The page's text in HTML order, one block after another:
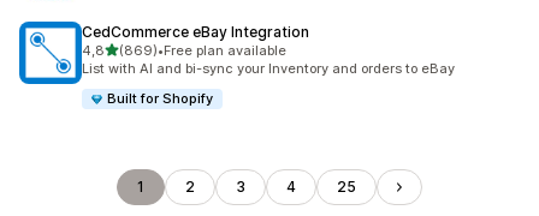
CedCommerce eBay Integration
4,85 yıldız üzerinden
(869)
toplam 869 değerlendirme
•Free plan available
List with AI and bi-sync your Inventory and orders to eBay
Built for Shopify
1 2 3 4 25